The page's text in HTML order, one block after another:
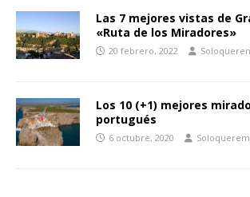
Las 7 mejores vistas de
«Ruta de los Miradores»
20 febrero, 2022
Los 10 (+1) mejores
portugués
6 octubre, 2020